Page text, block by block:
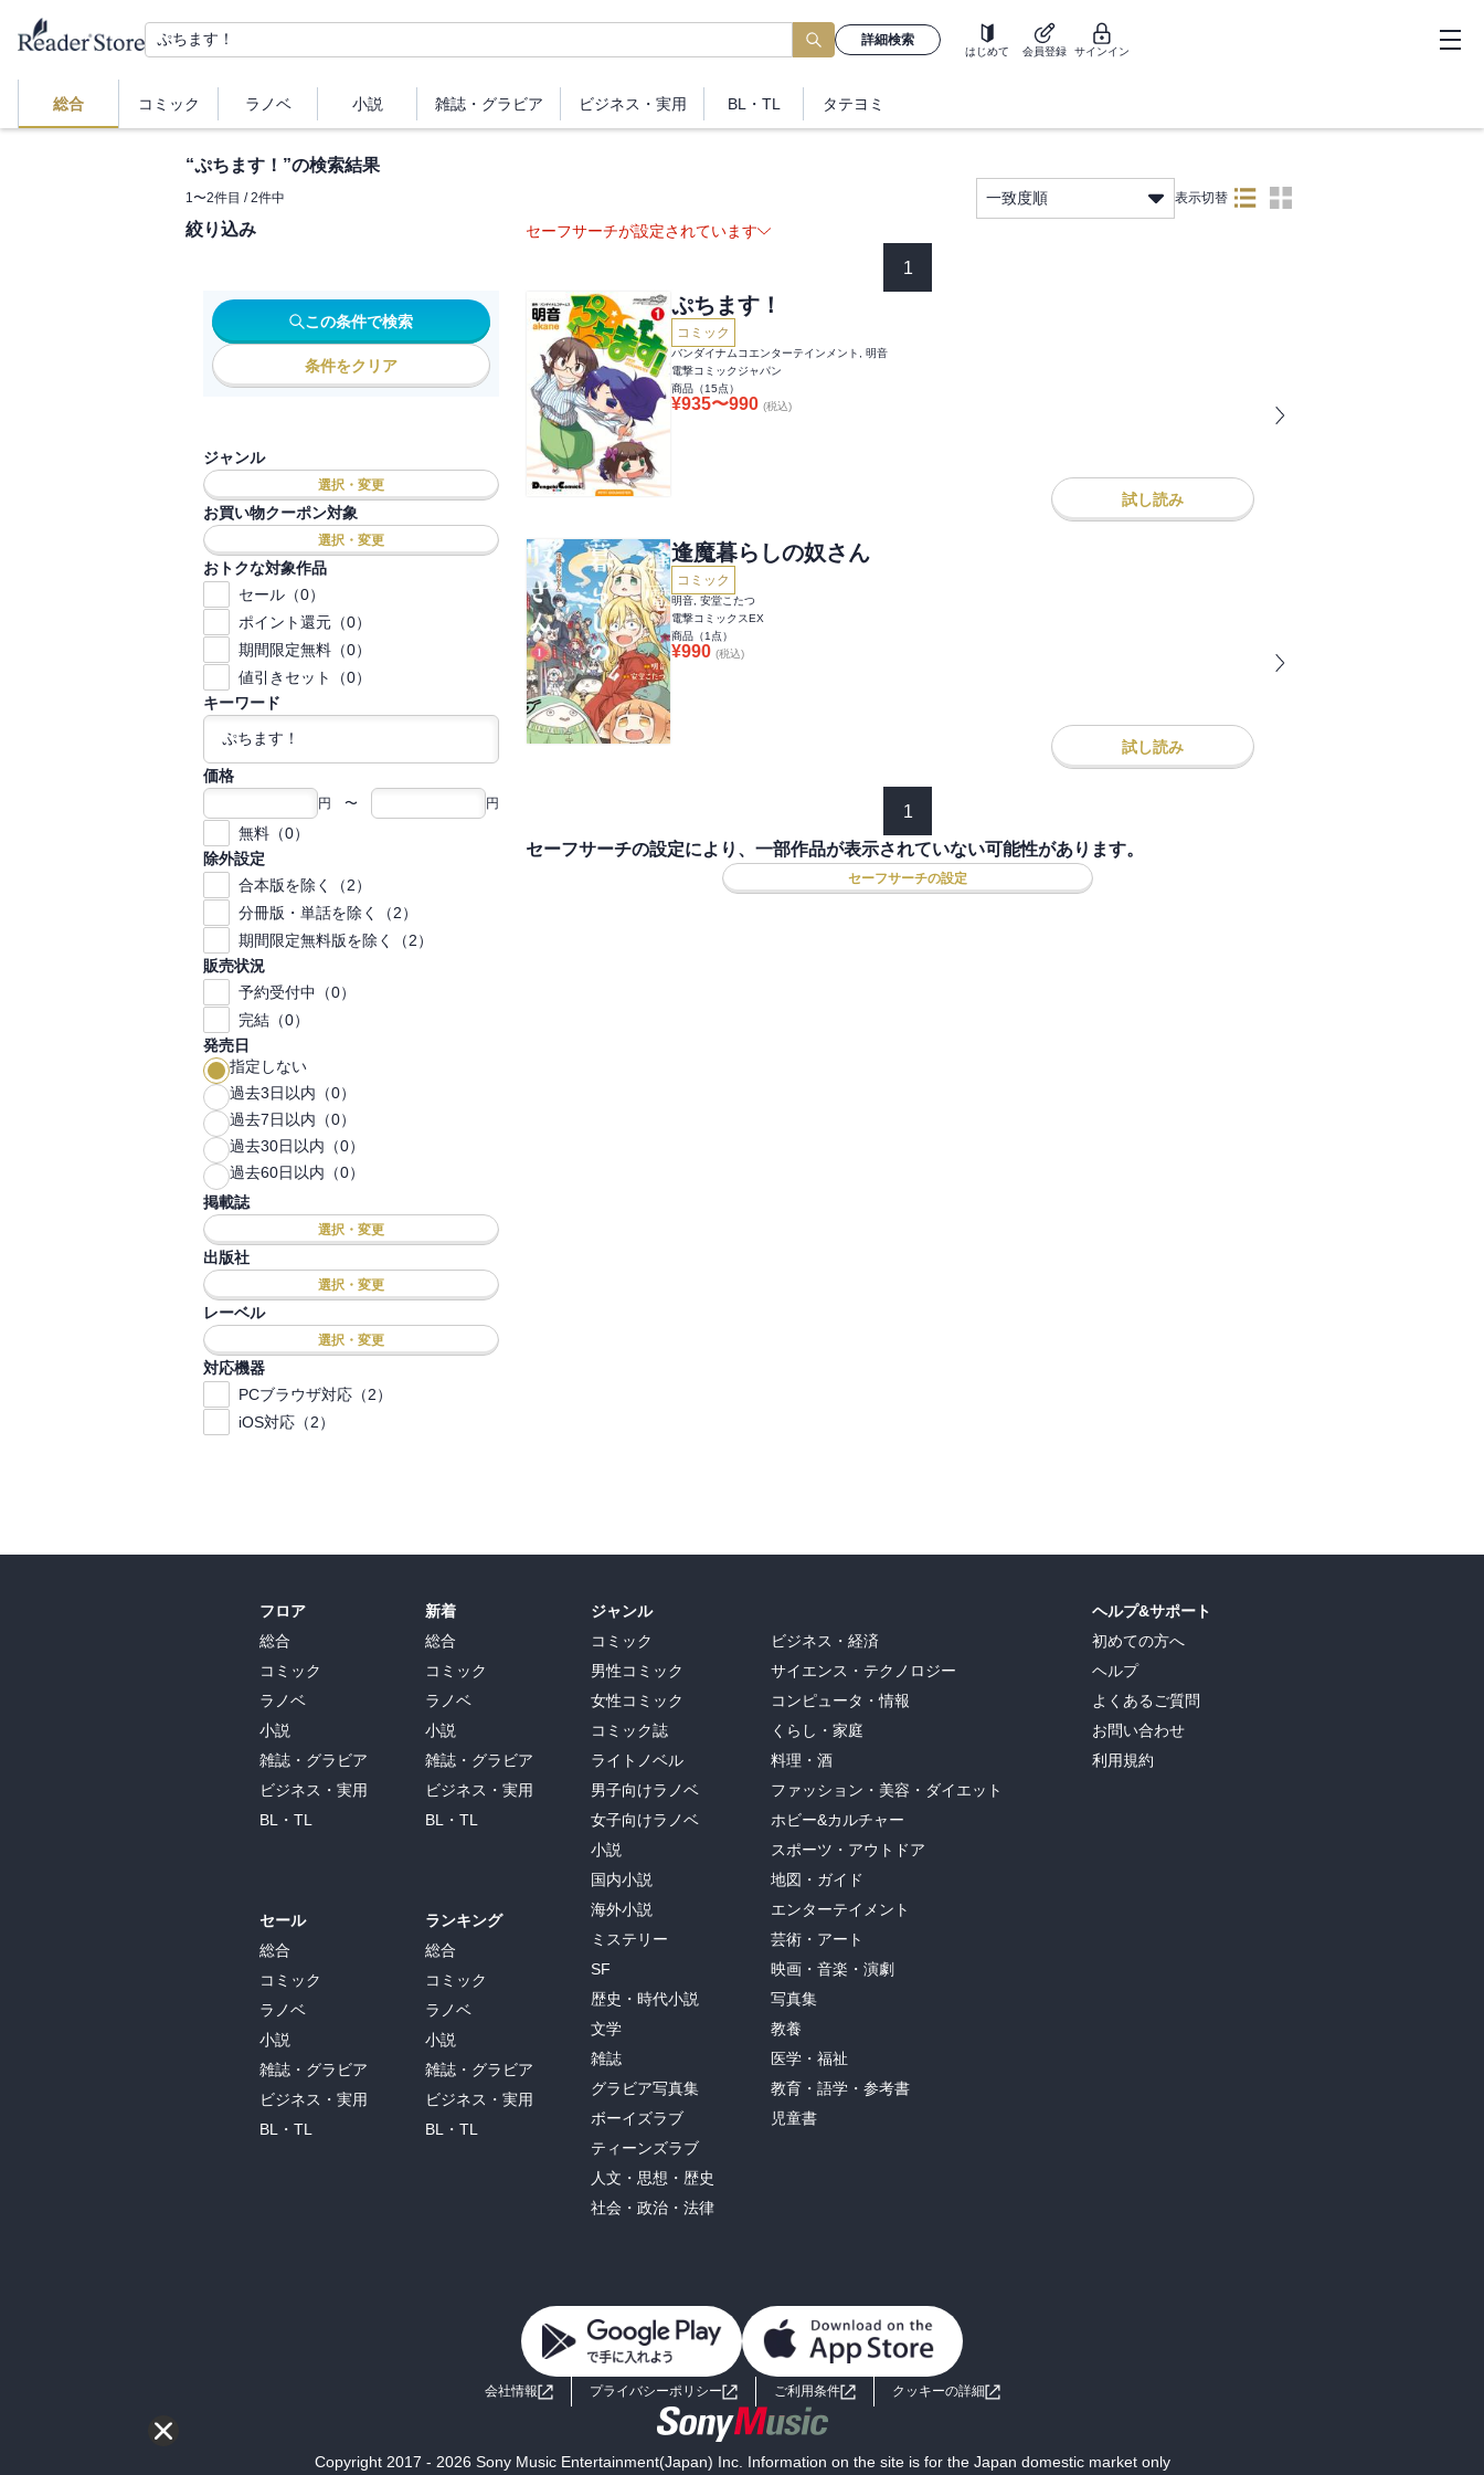
詳細検索
はじめて 会員登録 サインイン
総合 コミック ラノベ 小説 雑誌・ グラビア ビジネス ・実用 BL・TL タテヨミ
“ぷちます！ ”の検索結果
1〜2件目 / 2件中 一致度順 表示切替
絞り込み
この条件で検索
条件をクリア
ジャンル
選択・変更
お買い物クーポン対象
選択・変更
おトクな対象作品
セール（0）
ポイント還元（0）
期間限定無料（0）
値引きセット（0）
キーワード
価格
円 〜 円
無料（0）
除外設定
合本版を除く（2）
分冊版・単話を除く（2）
期間限定無料版を除く（2）
販売状況
予約受付中（0）
完結（0）
発売日
指定しない
過去3日以内（0）
過去7日以内（0）
過去30日以内（0）
過去60日以内（0）
掲載誌
選択・変更
出版社
選択・変更
レーベル
選択・変更
対応機器
PCブラウザ対応（2）
iOS対応（2）
セーフサーチが設定されています
1
ぷちます！
コミック
バンダイナムコエンターテインメント, 明音
電撃コミックジャパン
商品（15点）
¥935〜990 (税込)
試し読み
逢魔暮らしの奴さん
コミック
明音, 安堂こたつ
電撃コミックスEX
商品（1 点）
¥990 (税込)
試し読み
1
セーフサーチの設定により、一部作品が表示されていない可能性があります。
セーフサーチの設定
フロア
総合
コミック
ラノベ
小説
雑誌・グラビア
ビジネス・実用
BL・TL
セール
総合
コミック
ラノベ
小説
雑誌・グラビア
ビジネス・実用
BL・TL
新着
総合
コミック
ラノベ
小説
雑誌・グラビア
ビジネス・実用
BL・TL
ランキング
総合
コミック
ラノベ
小説
雑誌・グラビア
ビジネス・実用
BL・TL
ジャンル
コミック
男性コミック
女性コミック
コミック誌
ライトノベル
男子向けラノベ
女子向けラノベ
小説
国内小説
海外小説
ミステリー
SF
歴史・時代小説
文学
雑誌
グラビア写真集
ボーイズラブ
ティーンズラブ
人文・思想・歴史
社会・政治・法律
ビジネス・経済
サイエンス・テクノロジー
コンピュータ・情報
くらし・家庭
料理・酒
ファッション・美容・ダイエット
ホビー&カルチャー
スポーツ・アウトドア
地図・ガイド
エンターテイメント
芸術・アート
映画・音楽・演劇
写真集
教養
医学・福祉
教育・語学・参考書
児童書
ヘルプ&サポート
初めての方へ
ヘルプ
よくあるご質問
お問い合わせ
利用規約
会社情報 プライバシーポリシー ご利用条件 クッキーの詳細
Copyright 2017 - 2026 Sony Music Entertainment(Japan) Inc. Information on the site is for the Japan domestic market only